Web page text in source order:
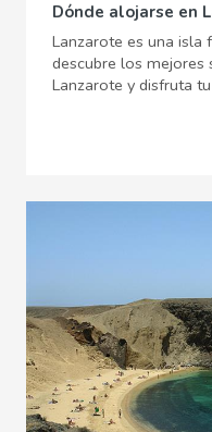
Dónde alojarse en
Lanzarote es una isla
descubre los mejores
Lanzarote y disfruta